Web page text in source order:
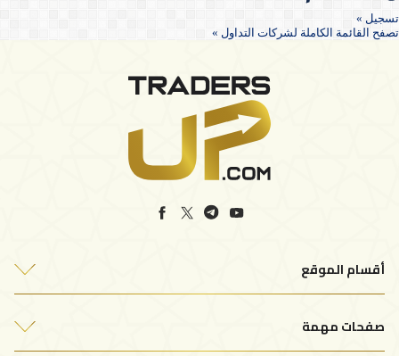
تسجيل »
تصفح القائمة الكاملة لشركات التداول »
أقسام الموقع
التحليلات الفنية
صفحات مهمة